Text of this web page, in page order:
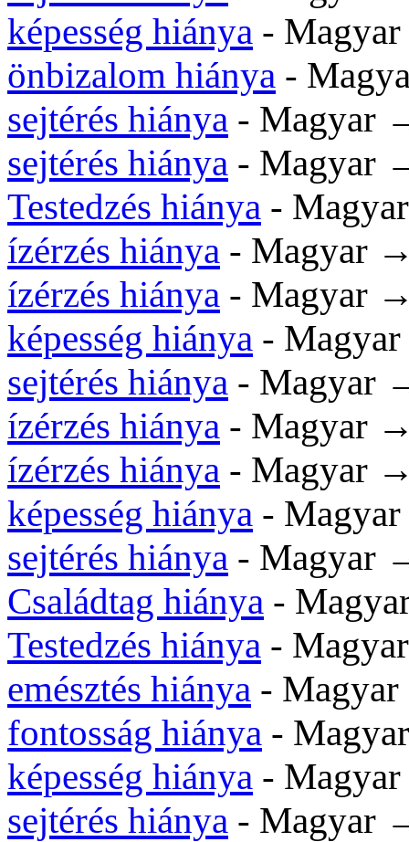
képesség hiánya -
önbizalom hiánya -
sejtérés hiánya - Magyar
sejtérés hiánya - Magyar
Testedzés hiánya -
ízérzés hiánya - Magyar
ízérzés hiánya - Magyar
képesség hiánya -
sejtérés hiánya - Magyar
ízérzés hiánya - Magyar
ízérzés hiánya - Magyar
képesség hiánya -
sejtérés hiánya - Magyar
Családtag hiánya -
Testedzés hiánya -
emésztés hiánya -
fontosság hiánya -
képesség hiánya -
sejtérés hiánya - Magyar